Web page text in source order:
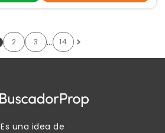
2 3 … 14
Es una idea de